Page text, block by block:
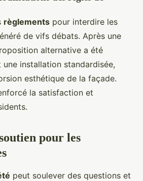
règlements pour interdire les
de vifs débats. Après une
alternative a été
installation standardisée,
esthétique de la façade.
la satisfaction et
pour les
peut soulever des questions et